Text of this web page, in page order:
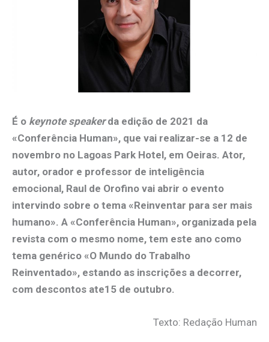
É o keynote speakerda edição de 2021 da
«Conferência Human», que vai realizar-se a 12 de
novembro no Lagoas Park Hotel, em Oeiras. Ator,
autor, orador e professor de inteligência
emocional, Raul de Orofino vai abrir o evento
intervindo sobre o tema «Reinventar para ser mais
humano». A «Conferência Human», organizada pela
revista com o mesmo nome, tem este ano como
tema genérico «O Mundo do Trabalho
Reinventado», estando as inscrições a decorrer,
com descontos ate15 de outubro.
Texto: Redação Human